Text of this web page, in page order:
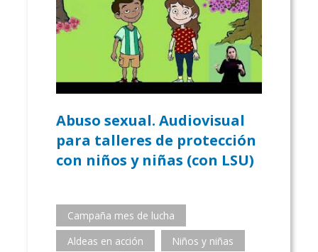
Abuso sexual. Audiovisual
para talleres de protección
con niños y niñas (con LSU)
Campaña mes de lucha
Aldeas en acción
Niños y niñas